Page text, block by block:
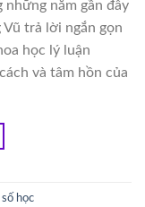
những năm gần đây
trả lời ngắn gọn
học lý luận
và tâm hồn của
học